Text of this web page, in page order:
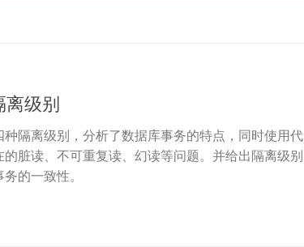
级别
隔离级别，分析了数据库事务的特点，同时使用代
脏读、不可重复读、幻读等问题。并给出隔离级别
的一致性。